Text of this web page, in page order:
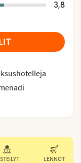
3,8
LENNOT